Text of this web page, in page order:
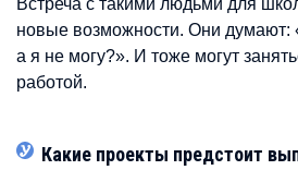
новые возможности. Они думают:
а я не могу?». И тоже могут
работой.
Какие проекты предстоит